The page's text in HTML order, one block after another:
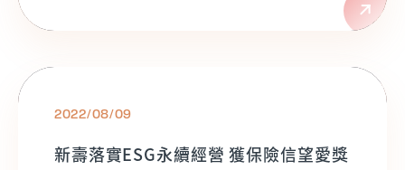
2022/08/09
新壽落實ESG永續經營 獲保險信望愛獎